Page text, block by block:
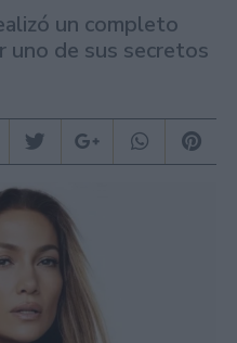
un completo
uno de sus secretos